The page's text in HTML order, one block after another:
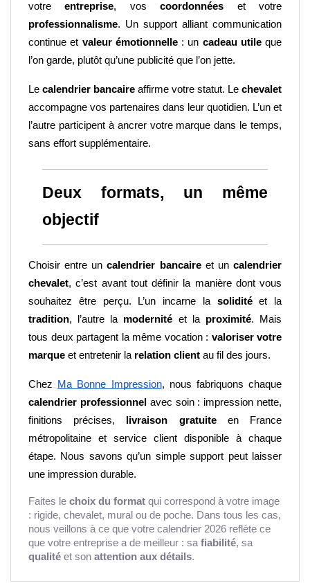
votre entreprise, vos coordonnées
professionnalisme. Un support alliant communication
continue et valeur émotionnelle : un cadeau utile que
l’on garde, plutôt qu’une publicité que l’on jette.
Le calendrier bancaire affirme votre statut. Le chevalet
accompagne vos partenaires dans leur quotidien. L’un et
l’autre participent à ancrer votre marque dans le temps,
sans effort supplémentaire.
Deux formats, un même
objectif
Choisir entre un calendrier bancaire et un calendrier
chevalet, c’est avant tout définir la manière dont vous
souhaitez être perçu. L’un incarne la solidité
et la
tradition, l’autre la modernité et la proximité. Mais
tous deux partagent la même vocation : valoriser votre
marque et entretenir la relation client au fil des jours.
Chez Ma Bonne Impression
calendrier professionnel avec soin : impression nette,
finitions précises,
livraison gratuite en France
métropolitaine et service client disponible à chaque
étape. Nous savons qu’un simple support peut laisser
une impression durable.
Faites le choix du format qui correspond à votre image
: rigide, chevalet, mural ou de poche. Dans tous les cas,
nous veillons à ce que votre calendrier 2026 reflète ce
que votre entreprise a de meilleur : safiabilité, sa
qualité et son attention aux détails.